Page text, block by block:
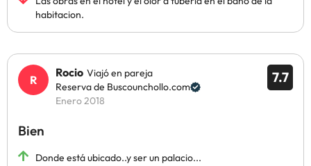
habitacion.
7.7
Rocio Viajó en pareja
Reserva de Buscounchollo.com
Enero 2018
Bien
Donde está ubicado..y ser un palacio...